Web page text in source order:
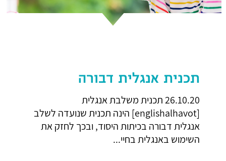
תכנית אנגלית דבורה
26.10.20 תכנית משלבת אנגלית
[englishalhavot] הינה תכנית שנועדה לשלב
אנגלית דבורה בכיתות היסוד, ובכך לחזק את
השימוש באנגלית בחיי...